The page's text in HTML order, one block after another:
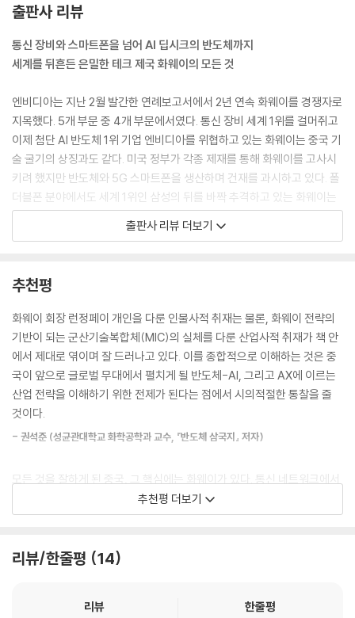
싸우는 베트남을 지원하기 위해 포병, 포탄, 탱크, 무선 송신기, 전화기 등
을 하노이로 보내고 있었다. 구이저우의 구릉들은 하늘로부터 좋은 엄폐물
이 되었기에 중국군은 그곳에 굴을 파고 비밀 공군 기지와 위장한 공장을
계속 굴러가도 록 하려면 누구보다 훈련된 엔지니어가 많이 필요했다. 덕
분에 런은 대학을 졸업한 뒤 익숙한 구이저우의 구릉에 배치되었고, 감자
를 캐거나 철강을 만드는 일이 아니라 비밀 군사 생산기지를 건설하는 일
에 투입되었다. 비밀기지의 암호명은 011이었다
---「1장 책방 주인」중에서
런은 가정사로도 힘든 시기를 보내고 있었다. 아내 멍쥔과의 관계가 틀어
져 결국 이혼하기로 합의한 것이다. (...) 런이 방황하자 선전 과학기술국의
누군가가 그에게 창업을 해보라고 제안했다. 그렇게 런은 화웨이 테크놀로
군 엔지니어로서 첫 번째 경력은 그렇게 끝났다. 원해서 택한 결정은 아니
이제 런정페이는 구미가 당기지만 구설수에 말리기 쉽고 곳곳에 위험이 도
사린 일에 뛰어들기로 했다. 자본가가 되기로 한 것이다.
---「4장 경제특구」중에서
1996년 1월 28일, 런정페이는 화웨이의 첫 번째 ‘대량 사퇴식’을 단행했
다. 각 지역 영업소장은 업무 요약서와 사직서, 두 가지 보고서를 제출하라
는 지시를 받았다. “나는 두 보고서 중 하나에만 서명할 겁니다.” 런정페이
는 것은 책임을 갖는다는 것이고, 그것은 곧 개인의 행복을 기꺼이 희생한
다는 의미입니다.” (...) 결국 런은 영업소 소장 26명 중 6명의 사표를 수리
하고 영업 사원도 30% 정도 교체했다. 화웨이 경영진은 이 대량 사직을
다. 직원들은 회사의 요구에 따라 직급이 올라갈 수도 내려갈 수도 있었다.
---「7장 늑대 무리」중에서
영업을 책임지던 시절 쑨은 능력과 강단을 갖춘 리더라는 평가를 받았지
출판사 리뷰
통신 장비와 스마트폰을 넘어 AI 딥시크의 반도체까지
세계를 뒤흔든 은밀한 테크 제국 화웨이의 모든 것
엔비디아는 지난 2월 발간한 연례보고서에서 2년 연속 화웨이를 경쟁자로
지목했다. 5개 부문 중 4개 부문에서였다. 통신 장비 세계 1위를 걸머쥐고
이제 첨단 AI 반도체 1위 기업 엔비디아를 위협하고 있는 화웨이는 중국 기
술 굴기의 상징과도 같다. 미국 정부가 각종 제재를 통해 화웨이를 고사시
키려 했지만 반도체와 5G 스마트폰을 생산하며 건재를 과시하고 있다. 폴
더블폰 분야에서도 세계 1위인 삼성의 뒤를 바짝 추격하고 있는 화웨이는
이제 우리가 제대로 알아야 할 기업이다.
발전사, 최신 동향이 모두 담겨 미스터리한 테크 제국 화웨이를 알고자 하
는 갈증을 풀어준다. 창업자 런정페이는 군 엔지니어 출신으로 홍콩과 인
접한 선전 경제특구에서 전화교환기 벤처인 화웨이를 설립했다. 화웨이는
공산당의 지원과 직원들의 헌신, 공격적인 중동, 아프리카, 유럽 진출로 미
국의 제재와 중동 분쟁 속에서도 성과를 일궈냈다. 통신 장비뿐 아니라 매
니지드 서비스, 실시간 감시 시스템을 판매함으로써 글로벌 기업으로 도약
할 발판을 마련하고 5G에서 글로벌 1위가 되었다. 여기에 안주하지 않고
전하였으며 딥시크를 구동하기에 이른다. 이러한 화웨이의 전말은 〈워싱
화웨이의 내부 자료를 입수하고 수많은 관계자를 인터뷰하여 이 비밀스런
테크 제국을 파헤쳤다. 화웨이를 둘러싼 주요 인물과 화웨이의 지배 구조,
사건 연표 등 정보를 모자람 없이 실어 화웨이, 나아가 중국 기업과 공산당
이 될 것이다.
출판사 리뷰 더보기
추천평
화웨이 회장 런정페이 개인을 다룬 인물사적 취재는 물론, 화웨이 전략의
기반이 되는 군산기술복합체(MIC)의 실체를 다룬 산업사적 취재가 책 안
에서 제대로 엮이며 잘 드러나고 있다. 이를 종합적으로 이해하는 것은 중
국이 앞으로 글로벌 무대에서 펼치게 될 반도체-AI, 그리고 AX에 이르는
산업 전략을 이해하기 위한 전제가 된다는 점에서 시의적절한 통찰을 줄
것이다.
- 권석준 (성균관대학교 화학공학과 교수, 『반도체 삼국지』 저자)
모든 것을 잘하게 된 중국, 그 핵심에는 화웨이가 있다. 통신 네트워크에서
AI 칩까지 모든 것을 다 하는 화웨이의 역사는 중국 산업 발전의 역사이기
도 하다. 지피지기면 백전불태라는 말대로 지금 우리에게 중국을 제대로
알려준다. 화웨이, 그 시작과 변천을 이해한다면 어떻게 맞서야 할지도 알
추천평 더보기
리뷰/한줄평 14
리뷰 한줄평